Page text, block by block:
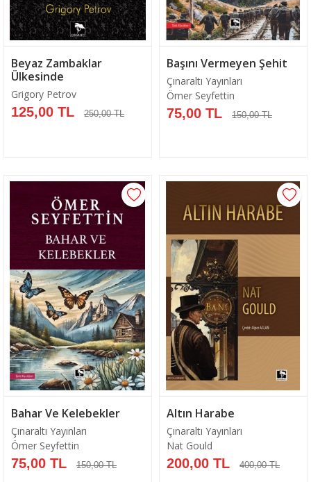
Beyaz Zambaklar
Ülkesinde
Grigory Petrov
125,00 TL 250,00 TL
Sepete Ekle
Başını Vermeyen Şehit
Çınaraltı Yayınları
Ömer Seyfettin
75,00 TL 150,00 TL
Bahar Ve Kelebekler
Çınaraltı Yayınları
Ömer Seyfettin
75,00 TL 150,00 TL
Altın Harabe
Çınaraltı Yayınları
Nat Gould
200,00 TL 400,00 TL